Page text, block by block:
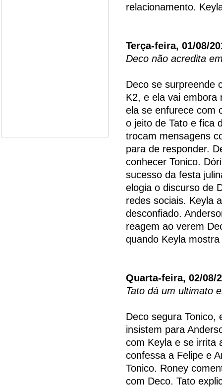
relacionamento.
Terça-feira, 01/08/
Deco não acredita
Deco se surpreende
K2, e ela vai embora
ela se enfurece com
o jeito de Tato e fica
trocam mensagens
para de responder.
conhecer Tonico.
sucesso da festa
elogia o discurso de
redes sociais. Keyla
desconfiado.
reagem ao verem
quando Keyla
Quarta-feira, 02/08/
Tato dá um ultimato
Deco segura Tonico,
insistem para
com Keyla e se irrita
confessa a Felipe e
Tonico. Roney
com Deco. Tato